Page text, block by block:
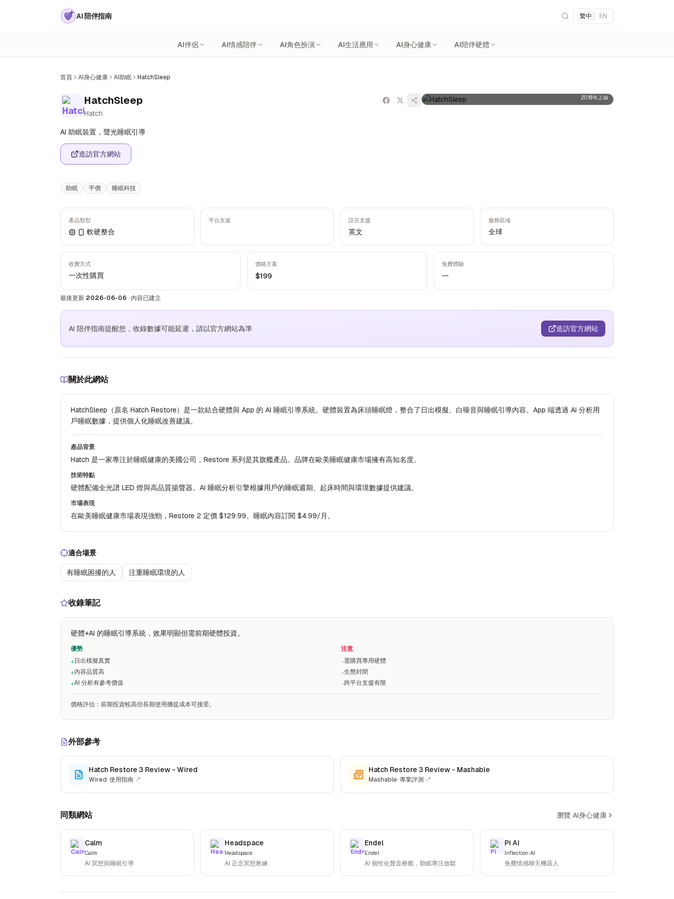
AI 陪伴指南 繁中 | EN
AI伴侶 AI情感陪伴 AI角色扮演 AI生活應用 AI身心健康 AI陪伴硬體
首頁 AI身心健康 AI助眠 HatchSleep
HatchSleep
Hatch
AI 助眠裝置，聲光睡眠引導
造訪官方網站
助眠 平價 睡眠科技
2018年上線
產品類型
軟硬整合
平台支援 語言支援
英文
服務區域
全球
收費方式
一次性購買
價格方案
$199
免費體驗
—
最後更新 2026-06-06 · 內容已建立
AI 陪伴指南提醒您，收錄數據可能延遲，請以官方網站為準 造訪官方網站
關於此網站
HatchSleep（原名 Hatch Restore）是一款結合硬體與 App 的 AI 睡眠引導系統。硬體裝置為床頭睡眠燈，整合了日出模擬、白噪音與睡眠引導內容。App 端透過 AI 分析用
戶睡眠數據，提供個人化睡眠改善建議。
產品背景
Hatch 是一家專注於睡眠健康的美國公司，Restore 系列是其旗艦產品。品牌在歐美睡眠健康市場擁有高知名度。
技術特點
硬體配備全光譜 LED 燈與高品質揚聲器。AI 睡眠分析引擎根據用戶的睡眠週期、起床時間與環境數據提供建議。
市場表現
在歐美睡眠健康市場表現強勁，Restore 2 定價 $129.99。睡眠內容訂閱 $4.99/月。
適合場景
有睡眠困擾的人 注重睡眠環境的人
收錄筆記
硬體+AI 的睡眠引導系統，效果明顯但需前期硬體投資。
優勢
+日出模擬真實
+內容品質高
+AI 分析有參考價值
注意
−需購買專用硬體
−生態封閉
−跨平台支援有限
價格評估 ： 前期投資較高但長期使用攤提成本可接受。
外部參考
Hatch Restore 3 Review - Wired
Wired·使用指南 ↗
Hatch Restore 3 Review - Mashable
Mashable·專業評測 ↗
同類網站 瀏覽 AI身心健康
Calm
Calm
AI 冥想與睡眠引導
Headspace
Headspace
AI 正念冥想教練
Endel
Endel
AI 個性化聲音療癒，助眠專注放鬆
Pi AI
Inflection AI
免費情感聊天機器人